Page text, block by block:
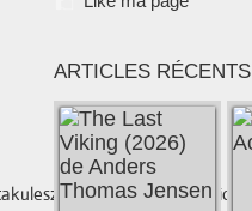
ARTICLES RÉCENTS